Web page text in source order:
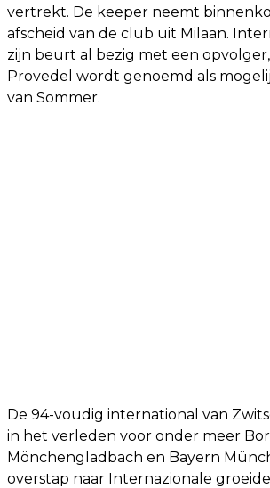
vertrekt. De keeper neemt
afscheid van de club uit Milaan.
zijn beurt al bezig met een
Provedel wordt genoemd als
van Sommer.
De 94-voudig international van
in het verleden voor onder meer
Mönchengladbach en Bayern
overstap naar Internazionale